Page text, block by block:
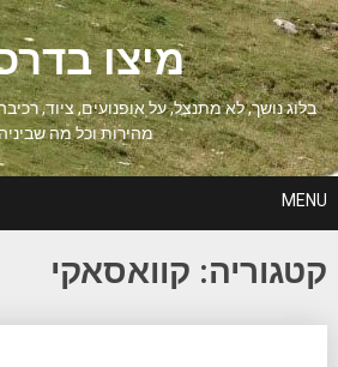
Skip
to
content
מיצו
בלוג נושך, לא מתנצל, על אופנועים, ציוד,
מהירות וכל מה
MENU
קטגוריה: קוואסאקי